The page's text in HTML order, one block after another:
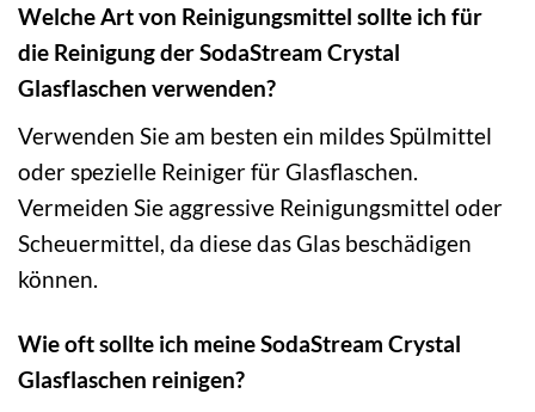
Welche Art von Reinigungsmittel sollte ich für
die Reinigung der SodaStream Crystal
Glasflaschen verwenden?
Verwenden Sie am besten ein mildes Spülmittel
oder spezielle Reiniger für Glasflaschen.
Vermeiden Sie aggressive Reinigungsmittel oder
Scheuermittel, da diese das Glas beschädigen
können.
Wie oft sollte ich meine SodaStream Crystal
Glasflaschen reinigen?